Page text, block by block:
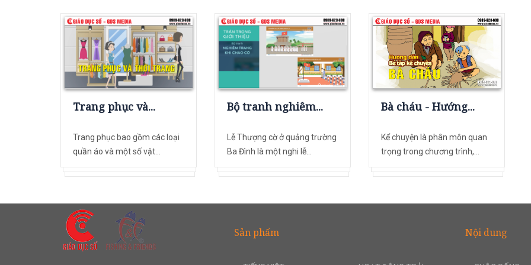
Trang phục và...
Trang phục bao gồm các loại
quần áo và một số vật...
Bộ tranh nghiêm...
Lễ Thượng cờ ở quảng trường
Ba Đình là một nghi lễ...
Bà cháu - Hướng...
Kể chuyện là phân môn quan
trọng trong chương trình,...
Sản phẩm Nội dung